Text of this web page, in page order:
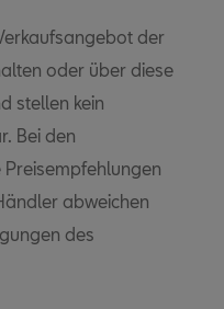
der
oder über diese
stellen kein
Bei den
abweichen
des